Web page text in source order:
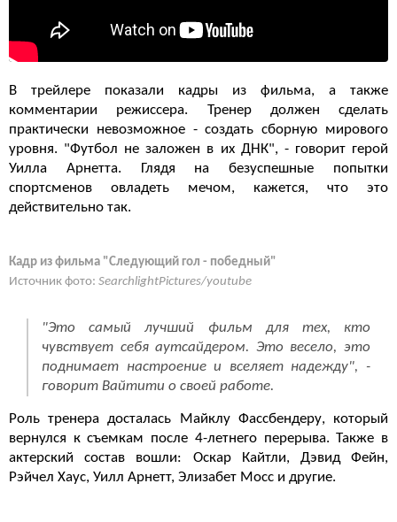
В трейлере показали кадры из фильма, а также
комментарии режиссера. Тренер должен сделать
практически невозможное - создать сборную мирового
уровня. "Футбол не заложен в их ДНК", - говорит герой
Уилла Арнетта. Глядя на безуспешные попытки
спортсменов овладеть мечом, кажется, что это
действительно так.
Кадр из фильма "Следующий гол - победный"
Источник фото: SearchlightPictures/youtube
"Это самый лучший фильм для тех, кто
чувствует себя аутсайдером. Это весело, это
поднимает настроение и вселяет надежду", -
говорит Вайтити о своей работе.
Роль тренера досталась Майклу Фассбендеру, который
вернулся к съемкам после 4-летнего перерыва. Также в
актерский состав вошли: Оскар Кайтли, Дэвид Фейн,
Рэйчел Хаус, Уилл Арнетт, Элизабет Мосс и другие.